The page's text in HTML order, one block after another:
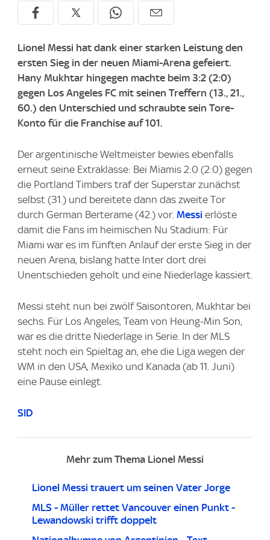
Lionel Messi hat dank einer starken Leistung den
ersten Sieg in der neuen Miami-Arena gefeiert.
Hany Mukhtar hingegen machte beim 3:2 (2:0)
gegen Los Angeles FC mit seinen Treffern (13., 21.,
60.) den Unterschied und schraubte sein Tore-
Konto für die Franchise auf 101.
Der argentinische Weltmeister bewies ebenfalls
erneut seine Extraklasse: Bei Miamis 2:0 (2:0) gegen
die Portland Timbers traf der Superstar zunächst
selbst (31.) und bereitete dann das zweite Tor
durch German Berterame (42.) vor. Messi erlöste
damit die Fans im heimischen Nu Stadium: Für
Miami war es im fünften Anlauf der erste Sieg in der
neuen Arena, bislang hatte Inter dort drei
Unentschieden geholt und eine Niederlage kassiert.
Messi steht nun bei zwölf Saisontoren, Mukhtar bei
sechs. Für Los Angeles, Team von Heung-Min Son,
war es die dritte Niederlage in Serie. In der MLS
steht noch ein Spieltag an, ehe die Liga wegen der
WM in den USA, Mexiko und Kanada (ab 11. Juni)
eine Pause einlegt.
SID
Mehr zum Thema Lionel Messi
Lionel Messi trauert um seinen Vater Jorge
MLS - Müller rettet Vancouver einen Punkt -
Lewandowski trifft doppelt